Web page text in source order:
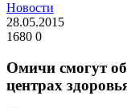
Новости
28.05.2015
1680 0
Омичи смогут
центрах